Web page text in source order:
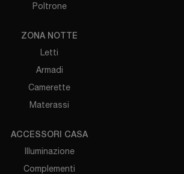
Poltrone
ZONA NOTTE
Letti
Armadi
Camerette
Materassi
ACCESSORI CASA
Illuminazione
Complementi